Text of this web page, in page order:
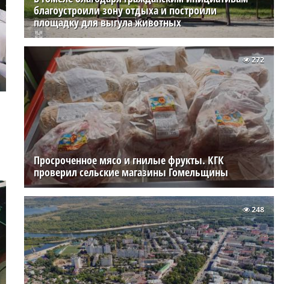
благоустроили зону отдыха и построили
площадку для выгула животных
Просроченное мясо и гнилые фрукты. КГК
проверил сельские магазины Гомельщины
272
248